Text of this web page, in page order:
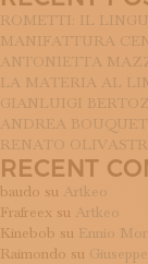
ISCRIVITI ALLA
SOSTIENICI
MAGAZINE
TUTTI I
NEWS
INTERVISTE
ITINERARI
ISCRIVITI
LOGIN
ROMETTI: IL
MANIFATTURA
ANTONIETTA
LA MATERIA AL
GIANLUIGI
ANDREA
RENATO
RECENT
baudo su Artkeo
Frafreex su Artkeo
Kinebob su Ennio
Raimondo su